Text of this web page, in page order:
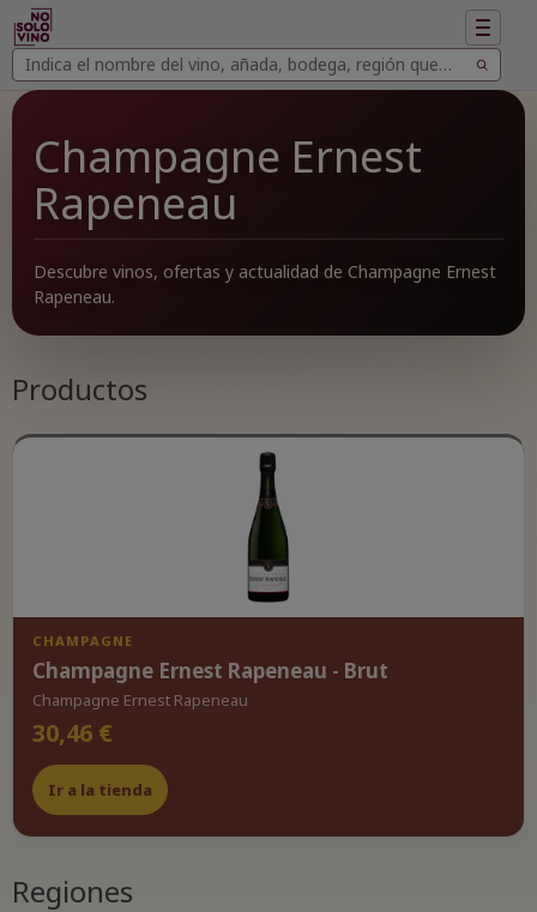
Buscar
vinos
Buscar
Mostrar
Champagne Ernest
Rapeneau
Descubre vinos, ofertas y actualidad de Champagne Ernest
Rapeneau.
Productos
CHAMPAGNE
Champagne Ernest Rapeneau - Brut
Champagne Ernest Rapeneau
30,46 €
Ir a la tienda
Regiones